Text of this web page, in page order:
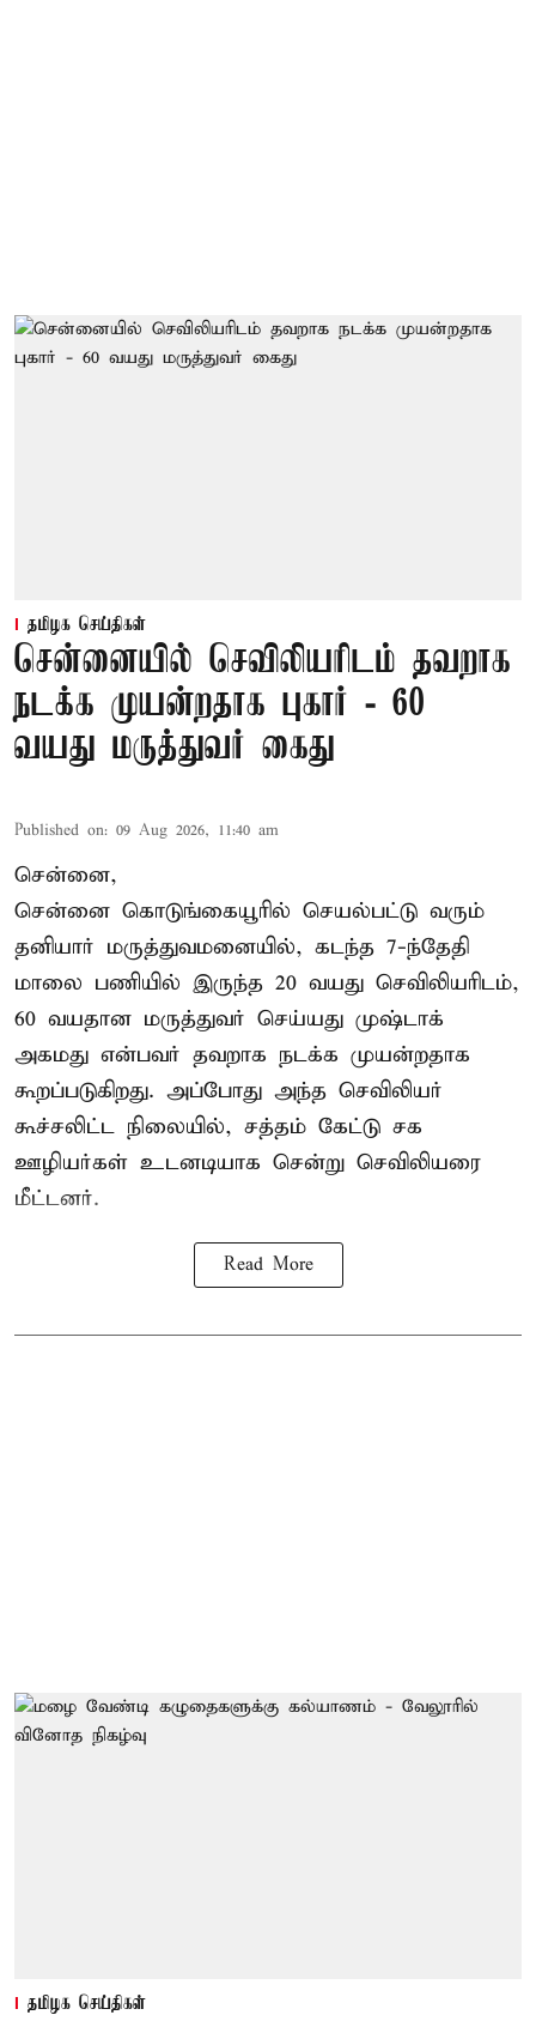
தமிழக செய்திகள்
சென்னையில் செவிலியரிடம் தவறாக
நடக்க முயன்றதாக புகார் - 60
வயது மருத்துவர் கைது
Published on: 09 Aug 2026, 11:40 am
சென்னை,
சென்னை கொடுங்கையூரில் செயல்பட்டு வரும்
தனியார் மருத்துவமனையில், கடந்த 7-ந்தேதி
மாலை பணியில் இருந்த 20 வயது செவிலியரிடம்,
60 வயதான மருத்துவர் செய்யது முஷ்டாக்
அகமது என்பவர் தவறாக நடக்க முயன்றதாக
கூறப்படுகிறது. அப்போது அந்த செவிலியர்
கூச்சலிட்ட நிலையில், சத்தம் கேட்டு சக
ஊழியர்கள் உடனடியாக சென்று செவிலியரை
மீட்டனர்.
Read More
தமிழக செய்திகள்